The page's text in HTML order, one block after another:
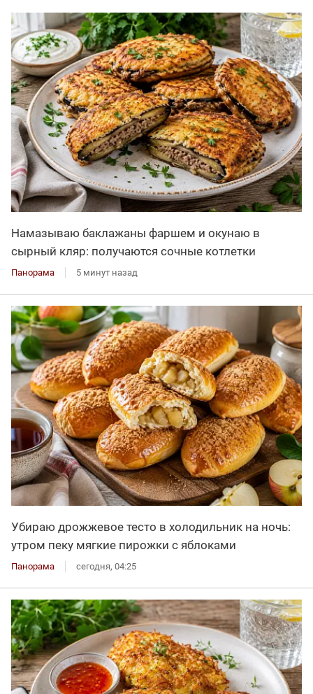
Намазываю баклажаны фаршем и окунаю в
сырный кляр: получаются сочные котлетки
Панорама 5 минут назад
Убираю дрожжевое тесто в холодильник на ночь:
утром пеку мягкие пирожки с яблоками
Панорама сегодня, 04:25